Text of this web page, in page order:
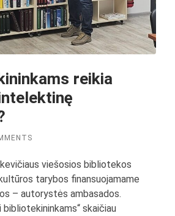
reikia
viešosios bibliotekos
tarybos finansuojamame
– autorystės ambasados.
bibliotekininkams“ skaičiau